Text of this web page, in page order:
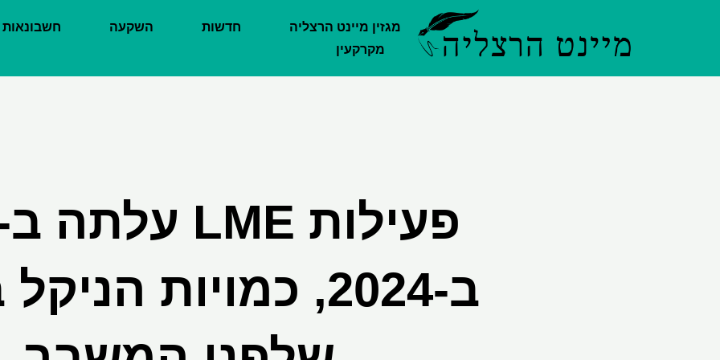
מגזין מיינט הרצליה חדשות השקעה
חשבונאות
מקרקעין
ב-2024, כמויות